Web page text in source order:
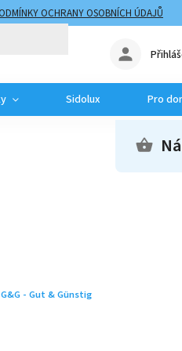
OCHRANY OSOBNÍCH ÚDAJŮ
Sidolux Pro
G&G - Gut & Günstig